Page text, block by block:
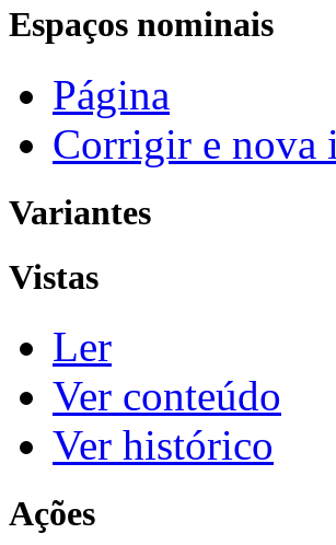
Espaços nominais
Página
Corrigir e nova
Variantes
Vistas
Ler
Ver conteúdo
Ver histórico
Ações